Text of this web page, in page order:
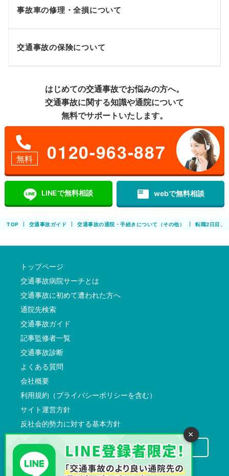
事故車の修理・全損について
交通事故の保険について
はじめての交通事故でお悩みの方へ。
交通事故に関する知識や通院について
無料でサポートいたします。
無料 0120-963-887
LINEで無料相談 featured_play_list webで無料相談
TOP 交通事故ガイド 交通事故の通院・手続きについて（その他） 転職2日目、
トップページ
交通事故病院サーチとは
交通事故に初めて遭われた方へ
通院先検索
交通事故ガイド
記事監修者一覧
交通事故診断
よくある質問
会社概要
利用規約（プライバシーポリシーを含む）
サイト運営方針
反社会的勢力に対する基本方針
交通事故病院サーチに掲載希望の先生方へ
×